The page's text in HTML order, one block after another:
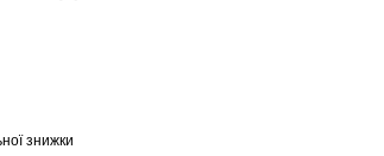
знижки